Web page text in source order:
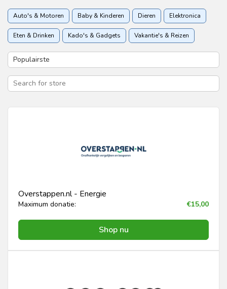
Auto's & Motoren Baby & Kinderen Dieren Elektronica
Eten & Drinken Kado's & Gadgets Vakantie's & Reizen
Woon & Tuin
Overstappen.nl - Energie
Maximum donatie: €15,00
Shop nu